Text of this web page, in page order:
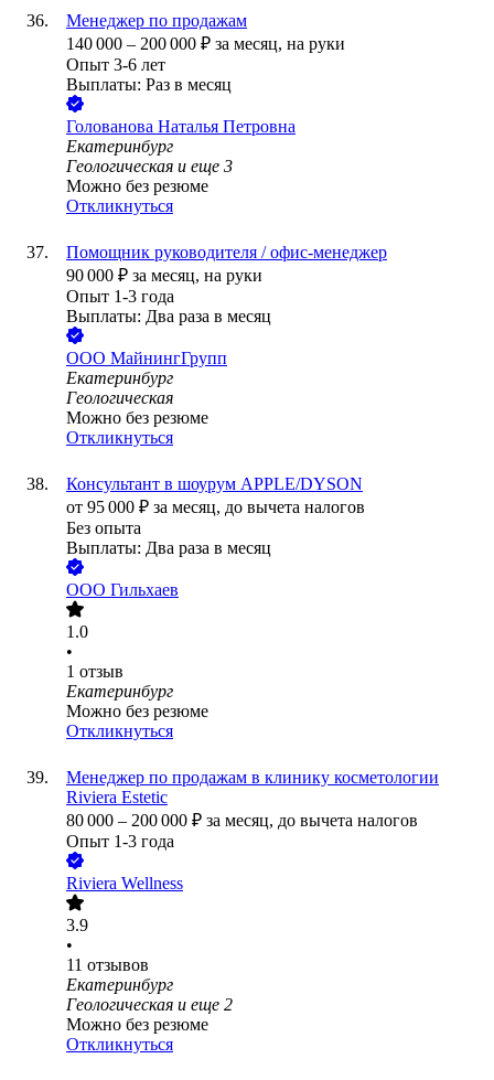
Менеджер по продажам
140 000 – 200 000 ₽ за месяц, на руки
Опыт 3-6 лет
Выплаты: Раз в месяц
Голованова Наталья Петровна
Екатеринбург
Геологическая и еще 3
Можно без резюме
Откликнуться
Помощник руководителя / офис-менеджер
90 000 ₽ за месяц, на руки
Опыт 1-3 года
Выплаты: Два раза в месяц
ООО МайнингГрупп
Екатеринбург
Геологическая
Можно без резюме
Откликнуться
Консультант в шоурум APPLE/DYSON
от 95 000 ₽ за месяц, до вычета налогов
Без опыта
Выплаты: Два раза в месяц
ООО Гильхаев
1.0
•
1 отзыв
Екатеринбург
Можно без резюме
Откликнуться
Менеджер по продажам в клинику косметологии
Riviera Estetic
80 000 – 200 000 ₽ за месяц, до вычета налогов
Опыт 1-3 года
Riviera Wellness
3.9
•
11 отзывов
Екатеринбург
Геологическая и еще 2
Можно без резюме
Откликнуться